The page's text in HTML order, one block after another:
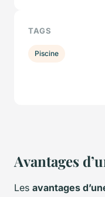
Avantages
Les avantages
TAGS
Piscine